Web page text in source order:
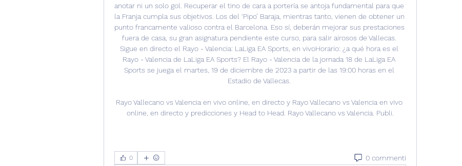
anotar ni un solo gol. Recuperar el tino de cara a portería se antoja fundamental para que
la Franja cumpla sus objetivos. Los del ‘Pipo’ Baraja, mientras tanto, vienen de obtener un
punto francamente valioso contra el Barcelona. Eso sí, deberán mejorar sus prestaciones
fuera de casa, su gran asignatura pendiente este curso, para salir airosos de Vallecas.
Sigue en directo el Rayo - Valencia: LaLiga EA Sports, en vivoHorario: ¿a qué hora es el
Rayo - Valencia de LaLiga EA Sports? El Rayo - Valencia de la jornada 18 de LaLiga EA
Sports se juega el martes, 19 de diciembre de 2023 a partir de las 19:00 horas en el
Estadio de Vallecas.
Rayo Vallecano vs Valencia en vivo online, en directo y Rayo Vallecano vs Valencia en vivo
online, en directo y predicciones y Head to Head. Rayo Vallecano vs Valencia. Publi.
0 0 commenti